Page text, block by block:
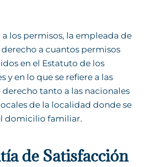
a los permisos, la empleada de
a cuantos permisos
en el Estatuto de los
y en lo que se refiere a las
derecho tanto a las nacionales
de la localidad donde se
domicilio familiar.
de Satisfacción